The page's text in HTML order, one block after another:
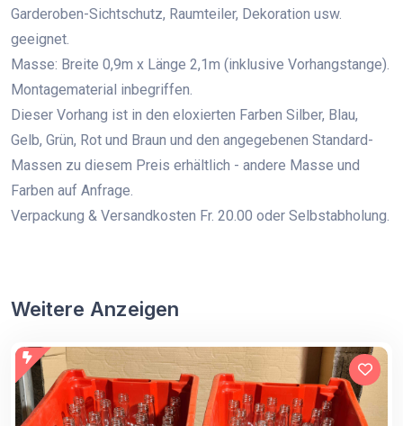
Garderoben-Sichtschutz, Raumteiler, Dekoration usw.
geeignet.
Masse: Breite 0,9m x Länge 2,1m (inklusive Vorhangstange).
Montagematerial inbegriffen.
Dieser Vorhang ist in den eloxierten Farben Silber, Blau,
Gelb, Grün, Rot und Braun und den angegebenen Standard-
Massen zu diesem Preis erhältlich - andere Masse und
Farben auf Anfrage.
Verpackung & Versandkosten Fr. 20.00 oder Selbstabholung.
Weitere Anzeigen